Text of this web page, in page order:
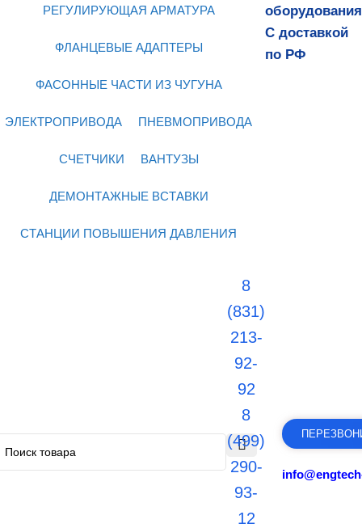
РЕГУЛИРУЮЩАЯ АРМАТУРА
ФЛАНЦЕВЫЕ АДАПТЕРЫ
ФАСОННЫЕ ЧАСТИ ИЗ ЧУГУНА
ЭЛЕКТРОПРИВОДА ПНЕВМОПРИВОДА
СЧЕТЧИКИ ВАНТУЗЫ
ДЕМОНТАЖНЫЕ ВСТАВКИ
СТАНЦИИ ПОВЫШЕНИЯ ДАВЛЕНИЯ
оборудования
С доставкой
по РФ
8
(831)
213-
92-
92
8
(499)
290-
93-
12